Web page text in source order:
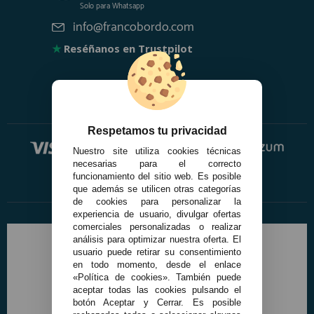
AFILIADOS
INFORMACION
910 60 71 03
HORARIO de TIENDA:
de 10:00 a 20:00 de Lunes a Viernes
Sábados de 10:00 a 14:00
910 51 49 87 Solo para
Whatsapp
info@francobordo.com
registro profesional
Solo paraWhatsapp
info@francobordo.com
★ Reséñanos en Trustpilot
Respetamos tu privacidad
Nuestro site utiliza cookies técnicas
necesarias para el correcto
funcionamiento del sitio web. Es posible
que además se utilicen otras categorías
de cookies para personalizar la
experiencia de usuario, divulgar ofertas
comerciales personalizadas o realizar
análisis para optimizar nuestra oferta. El
usuario puede retirar su consentimiento
en todo momento, desde el enlace
«Política de cookies». También puede
aceptar todas las cookies pulsando el
botón Aceptar y Cerrar. Es posible